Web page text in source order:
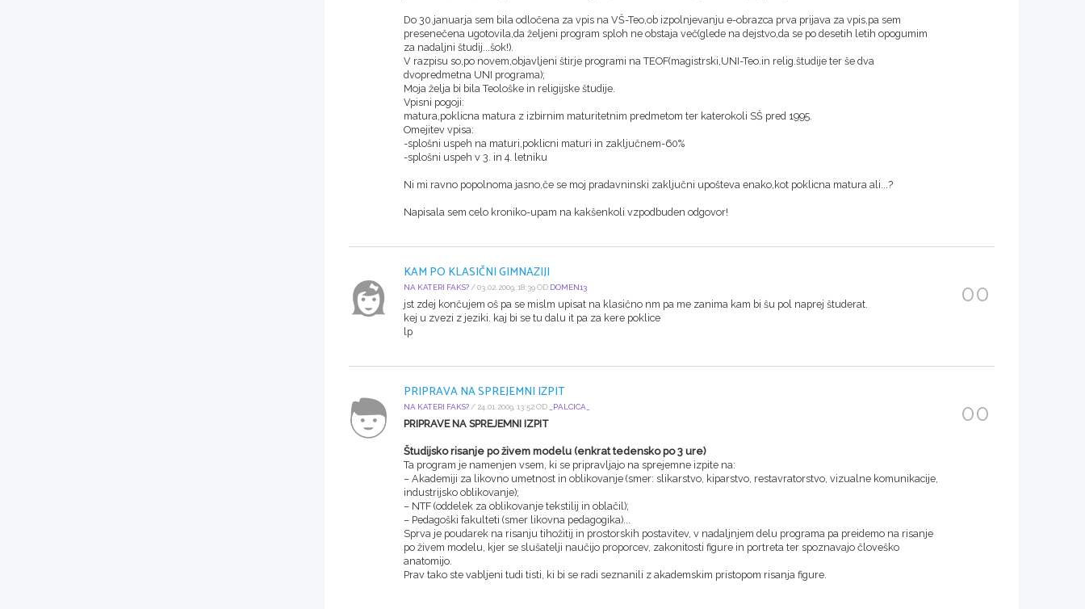
Do 30.januarja sem bila odločena za vpis na VŠ-Teo,ob izpolnjevanju e-obrazca prva prijava za vpis,pa sem
presenečena ugotovila,da željeni program sploh ne obstaja več(glede na dejstvo,da se po desetih letih opogumim
za nadaljni študij...šok!).
V razpisu so,po novem,objavljeni štirje programi na TEOF(magistrski,UNI-Teo.in relig.študije ter še dva
dvopredmetna UNI programa);
Moja želja bi bila Teološke in religijske študije.
Vpisni pogoji:
matura,poklicna matura z izbirnim maturitetnim predmetom ter katerokoli SŠ pred 1995.
Omejitev vpisa:
-splošni uspeh na maturi,poklicni maturi in zaključnem-60%
-splošni uspeh v 3. in 4. letniku
Ni mi ravno popolnoma jasno,če se moj pradavninski zaključni upošteva enako,kot poklicna matura ali...?
Napisala sem celo kroniko-upam na kakšenkoli vzpodbuden odgovor!
KAM PO KLASIČNI GIMNAZIJI
NA KATERI FAKS? / 03.02.2009, 18:39 OD DOMEN13
jst zdej končujem oš pa se mislm upisat na klasično nm pa me zanima kam bi šu pol naprej študerat.
kej u zvezi z jeziki. kaj bi se tu dalu it pa za kere poklice
lp
00
PRIPRAVA NA SPREJEMNI IZPIT
NA KATERI FAKS? / 24.01.2009, 13:52 OD _PALCICA_
PRIPRAVE NA SPREJEMNI IZPIT
Študijsko risanje po živem modelu (enkrat tedensko po 3 ure)
Ta program je namenjen vsem, ki se pripravljajo na sprejemne izpite na:
– Akademiji za likovno umetnost in oblikovanje (smer: slikarstvo, kiparstvo, restavratorstvo, vizualne komunikacije,
industrijsko oblikovanje);
– NTF (oddelek za oblikovanje tekstilij in oblačil);
– Pedagoški fakulteti (smer likovna pedagogika)...
Sprva je poudarek na risanju tihožitij in prostorskih postavitev, v nadaljnjem delu programa pa preidemo na risanje
po živem modelu, kjer se slušatelji naučijo proporcev, zakonitosti figure in portreta ter spoznavajo človeško
anatomijo.
Prav tako ste vabljeni tudi tisti, ki bi se radi seznanili z akademskim pristopom risanja figure.
00